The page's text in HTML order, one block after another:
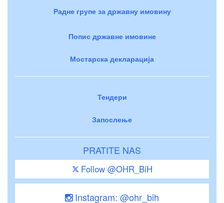
Радне групе за државну имовину
Попис државне имовине
Мостарска декларација
Тендери
Запослење
PRATITE NAS
Follow @OHR_BiH
Instagram: @ohr_bih